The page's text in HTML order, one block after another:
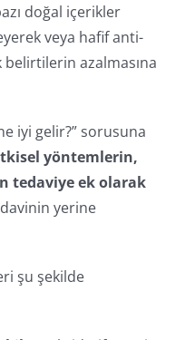
doğal içerikler
veya hafif anti-
azalmasına
iyi gelir?” sorusuna
yöntemlerin,
tedaviye ek olarak
yerine
şu şekilde